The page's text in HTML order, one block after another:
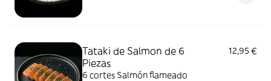
Tataki de Salmon de 6
Piezas
12,95 €
6 cortes Salmón flameado